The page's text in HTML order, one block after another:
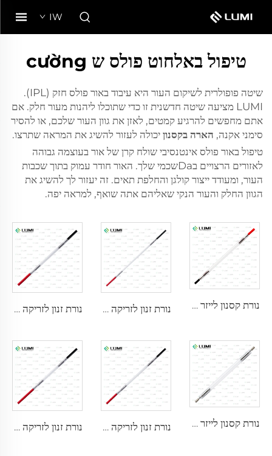
IW
טיפול באלחוט פולס ש cường
שיטה פופולרית לשיקום העור היא עיבוד באור פולס חזק (IPL).
LUMI מציעה שיטה חדשנית זו כדי שתוכלו ליהנות מעור חלק. אם
אתם מחפשים להרגיע קמטים, לאזן את גוון העור שלכם, או להסיר
סימני אקנה, הארה בקסנון יכולה לעזור להשיג את המראה שתרצו.
טיפול באור פולס אינטנסיבי שולח קרן של אור בעוצמה גבוהה
לאזורים הרצויים בDaשכמי שלך. האור חודר עמוק בתוך שכבות
העור, ומעודד ייצור קולגן והחלפת תאים. זה יעזור לך להשיג את
הגוון החלק והעור הנקי שאליהם אתה שואף, למראה יפה.
נורת קסנון לייזר L2741 – 7×100×167 מ"מ נורת זנון לזריקה L2851-5×105×175 מ"מ נורת זנון לזריקה L2021-7×65×130 מ"מ
נורת קסנון לייזר L2851 – 5×105×175 מ"מ נורת זנון לזריקה L2051 – 5×70×130 מ"מ נורת זנון לזריקה L1721 – 7×50×115 מ"מ